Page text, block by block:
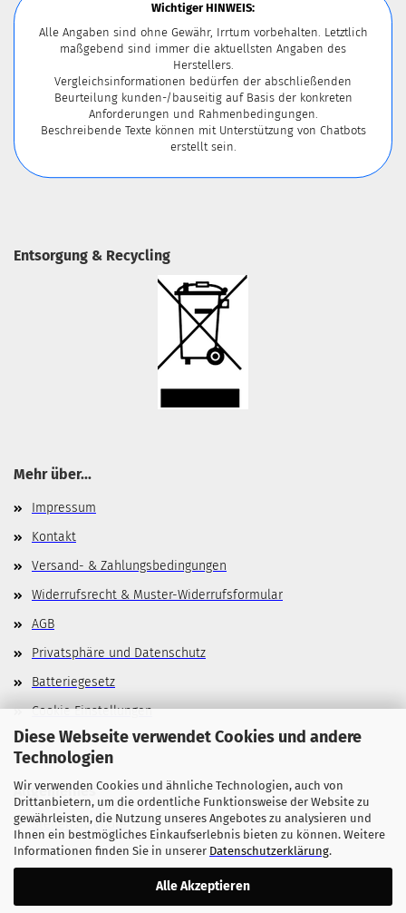
Diese Webseite verwendet Cookies und andere
Technologien
Wir verwenden Cookies und ähnliche Technologien, auch von
Drittanbietern, um die ordentliche Funktionsweise der Website zu
gewährleisten, die Nutzung unseres Angebotes zu analysieren und
Ihnen ein bestmögliches Einkaufserlebnis bieten zu können. Weitere
Informationen finden Sie in unserer Datenschutzerklärung.
Alle Akzeptieren
Wichtiger HINWEIS:
Alle Angaben sind ohne Gewähr, Irrtum vorbehalten. Letztlich
maßgebend sind immer die aktuellsten Angaben des
Herstellers.
Vergleichsinformationen bedürfen der abschließenden
Beurteilung kunden-/bauseitig auf Basis der konkreten
Anforderungen und Rahmenbedingungen.
Beschreibende Texte können mit Unterstützung von Chatbots
erstellt sein.
Entsorgung & Recycling
Mehr über...
Impressum
Kontakt
Versand- & Zahlungsbedingungen
Widerrufsrecht & Muster-Widerrufsformular
AGB
Privatsphäre und Datenschutz
Batteriegesetz
Cookie Einstellungen
Allgemeines
Stellenangebote